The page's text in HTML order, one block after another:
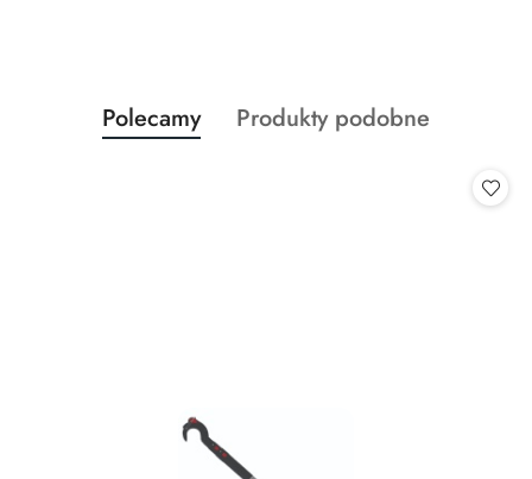
Pomiń karuzelę produktów
Produkty
o
Polecamy
Produkty
Produkty podobne